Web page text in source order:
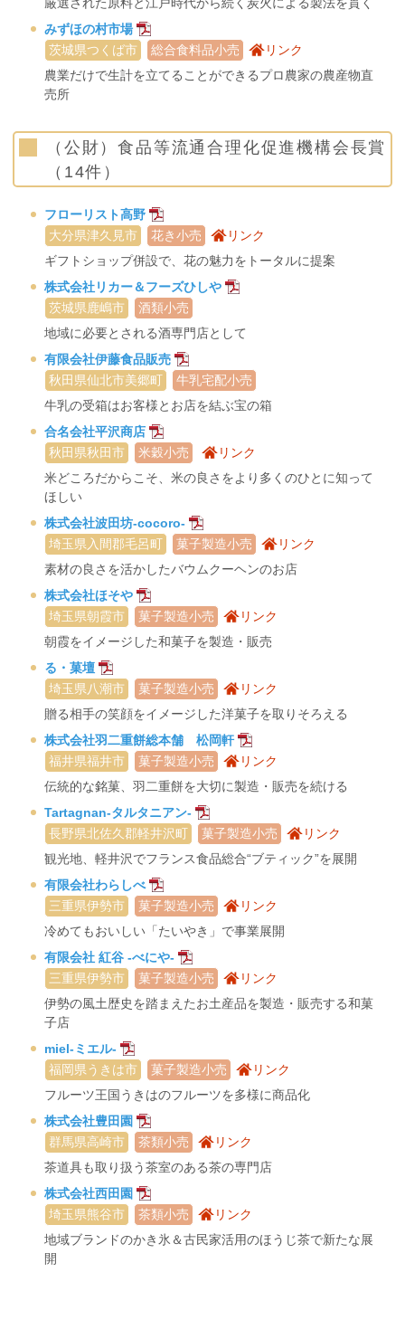
みずほの村市場
茨城県つくば市
総合食料品小売
リンク
農業だけで生計を立てることができるプロ農家の農産物直
売所
（公財）食品等流通合理化促進機構会長賞
（14件）
フローリスト高野
大分県津久見市
花き小売
リンク
ギフトショップ併設で、花の魅力をトータルに提案
株式会社リカー＆フーズひしや
茨城県鹿嶋市
酒類小売
地域に必要とされる酒専門店として
有限会社伊藤食品販売
秋田県仙北市美郷町
牛乳宅配小売
牛乳の受箱はお客様とお店を結ぶ宝の箱
合名会社平沢商店
秋田県秋田市
米穀小売
リンク
米どころだからこそ、米の良さをより多くのひとに知って
ほしい
株式会社波田坊-cocoro-
埼玉県入間郡毛呂町
菓子製造小売
リンク
素材の良さを活かしたバウムクーヘンのお店
株式会社ほそや
埼玉県朝霞市
菓子製造小売
リンク
朝霞をイメージした和菓子を製造・販売
る・菓壇
埼玉県八潮市
菓子製造小売
リンク
贈る相手の笑顔をイメージした洋菓子を取りそろえる
株式会社羽二重餅総本舗 松岡軒
福井県福井市
菓子製造小売
リンク
伝統的な銘菓、羽二重餅を大切に製造・販売を続ける
Tartagnan-タルタニアン-
長野県北佐久郡軽井沢町
菓子製造小売
リンク
観光地、軽井沢でフランス食品総合“ブティック”を展開
有限会社わらしべ
三重県伊勢市
菓子製造小売
リンク
冷めてもおいしい「たいやき」で事業展開
有限会社 紅谷 -べにや-
三重県伊勢市
菓子製造小売
リンク
伊勢の風土歴史を踏まえたお土産品を製造・販売する和菓
子店
miel-ミエル-
福岡県うきは市
菓子製造小売
リンク
フルーツ王国うきはのフルーツを多様に商品化
株式会社豊田園
群馬県高崎市
茶類小売
リンク
茶道具も取り扱う茶室のある茶の専門店
株式会社西田園
埼玉県熊谷市
茶類小売
リンク
地域ブランドのかき氷＆古民家活用のほうじ茶で新たな展
開